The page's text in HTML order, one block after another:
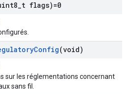
t flags)=0
Config(void)
sur les réglementations concernant
sans fil.